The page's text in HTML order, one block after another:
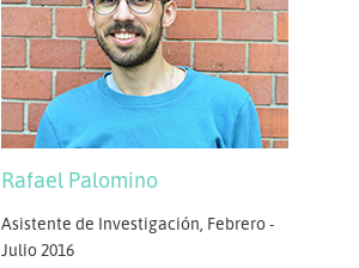
Rafael Palomino
Asistente de Investigación, Febrero -
Julio 2016